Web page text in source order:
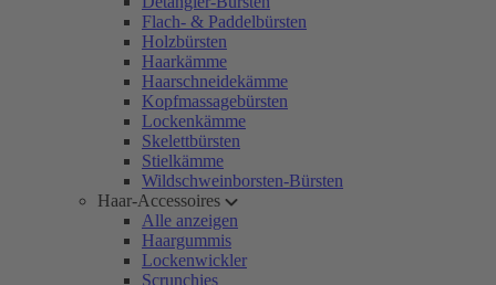
Flach- & Paddelbürsten
Holzbürsten
Haarkämme
Haarschneidekämme
Kopfmassagebürsten
Lockenkämme
Skelettbürsten
Stielkämme
Wildschweinborsten-Bürsten
Haar-Accessoires
Alle anzeigen
Haargummis
Lockenwickler
Scrunchies